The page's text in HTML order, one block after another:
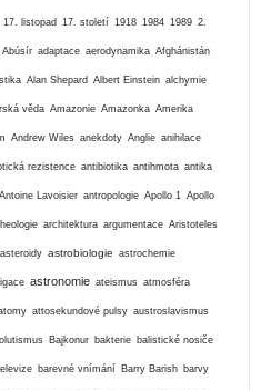
17. listopad 17. století 1918 1984 1989 2.
Abúsír adaptace aerodynamika Afghánistán
Alan Shepard Albert Einstein alchymie
věda Amazonie Amazonka Amerika
Andrew Wiles anekdoty Anglie anihilace
rezistence antibiotika antihmota antika
Antoine Lavoisier antropologie Apollo 1 Apollo
architektura argumentace Aristoteles
asteroidy astrobiologie astrochemie
astronomie ateismus atmosféra
attosekundové pulsy austroslavismus
Bajkonur bakterie balistické nosiče
barevné vnímání Barry Barish barvy